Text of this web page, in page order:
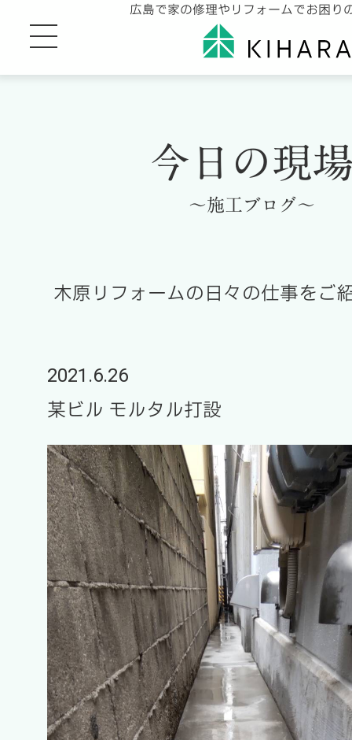
広島で家の修理やリフォームでお困り
今日の現
～施工ブログ～
木原リフォームの日々の仕事をご
2021.6.26
某ビル モルタル打設